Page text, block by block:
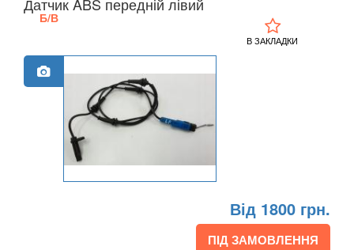
C3 Aircross
C3 Picasso (SH)
C4 I (LC, LA)
C4 I Picasso (UD)
C4 I Grand Picasso (UD)
Датчик ABS передній лівий
Б/В
Від 1800 грн.
ПІД ЗАМОВЛЕННЯ
В ЗАКЛАДКИ